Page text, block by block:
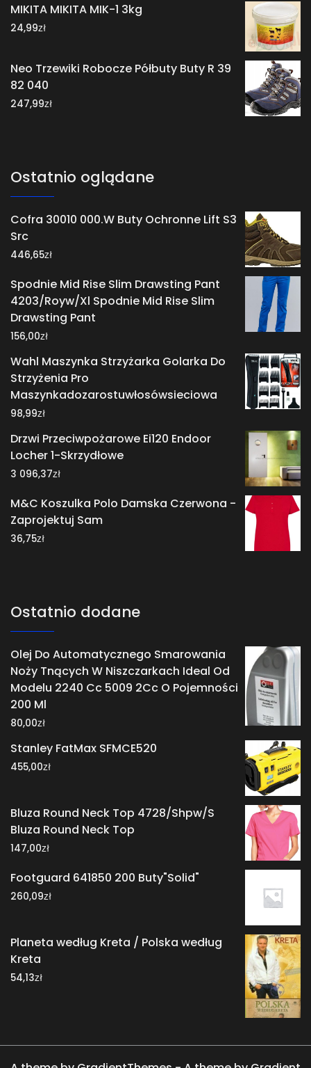
MIKITA MIKITA MIK-1 3kg
24,99zł
Neo Trzewiki Robocze Półbuty Buty R 39
82 040
247,99zł
Ostatnio oglądane
Cofra 30010 000.W Buty Ochronne Lift S3
Src
446,65zł
Spodnie Mid Rise Slim Drawsting Pant
4203/Royw/Xl Spodnie Mid Rise Slim
Drawsting Pant
156,00zł
Wahl Maszynka Strzyżarka Golarka Do
Strzyżenia Pro
Maszynkadozarostuwłosówsieciowa
98,99zł
Drzwi Przeciwpożarowe Ei120 Endoor
Locher 1-Skrzydłowe
3 096,37zł
M&C Koszulka Polo Damska Czerwona -
Zaprojektuj Sam
36,75zł
Ostatnio dodane
Olej Do Automatycznego Smarowania
Noży Tnących W Niszczarkach Ideal Od
Modelu 2240 Cc 5009 2Cc O Pojemności
200 Ml
80,00zł
Stanley FatMax SFMCE520
455,00zł
Bluza Round Neck Top 4728/Shpw/S
Bluza Round Neck Top
147,00zł
Footguard 641850 200 Buty"Solid"
260,09zł
Planeta według Kreta / Polska według
Kreta
54,13zł